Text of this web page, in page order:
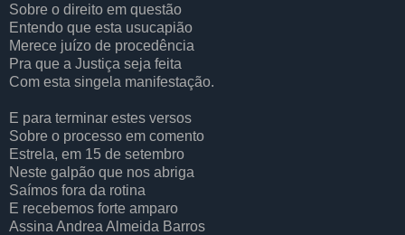
Sobre o direito em questão
Entendo que esta usucapião
Merece juízo de procedência
Pra que a Justiça seja feita
Com esta singela manifestação.
E para terminar estes versos
Sobre o processo em comento
Estrela, em 15 de setembro
Neste galpão que nos abriga
Saímos fora da rotina
E recebemos forte amparo
Assina Andrea Almeida Barros